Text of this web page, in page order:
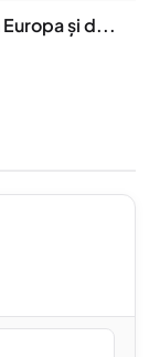
și d...